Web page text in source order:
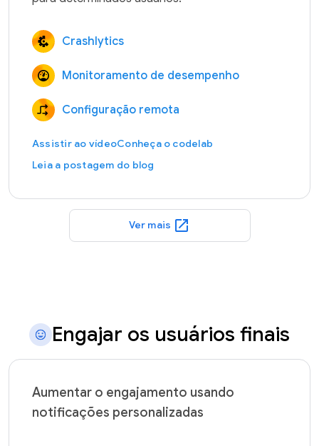
Crashlytics
Monitoramento de desempenho
Configuração remota
Assistir ao vídeoConheça o codelab
Leia a postagem do blog
Ver mais open_in_new
Engajar os usuários finais
Aumentar o engajamento usando
notificações personalizadas